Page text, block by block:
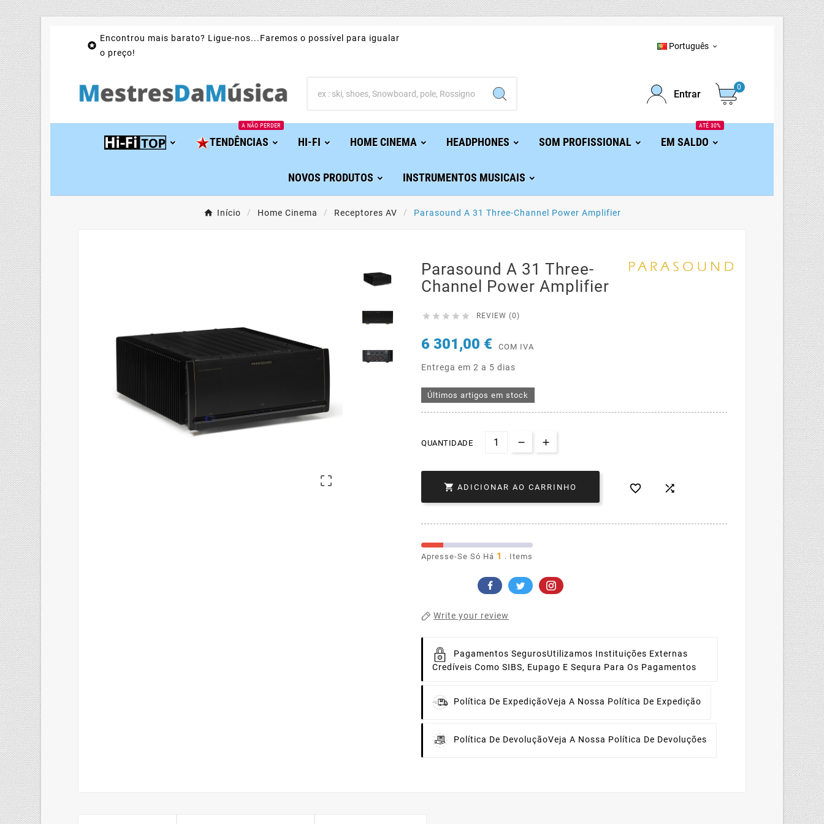

Encontrou mais barato? Ligue-nos...Faremos o possível para igualar
o preço!
Português 
Entrar
0
TENDÊNCIAS
A NÃO PERDER
HI-FI HOME CINEMA HEADPHONES SOM PROFISSIONAL EM SALDO
ATÉ 30%
NOVOS PRODUTOS INSTRUMENTOS MUSICAIS
Início Home Cinema Receptores AV Parasound A 31 Three-Channel Power Amplifier

Parasound A 31 Three-
Channel Power Amplifier
     REVIEW (0)
6 301,00 € COM IVA
Entrega em 2 a 5 dias
Últimos artigos em stock
QUANTIDADE
 ADICIONAR AO CARRINHO  
Apresse-Se Só Há 1 . Items
Write your review
Pagamentos SegurosUtilizamos Instituições Externas
Credíveis Como SIBS, Eupago E Sequra Para Os Pagamentos
Política De ExpediçãoVeja A Nossa Política De Expedição
Política De DevoluçãoVeja A Nossa Política De Devoluções